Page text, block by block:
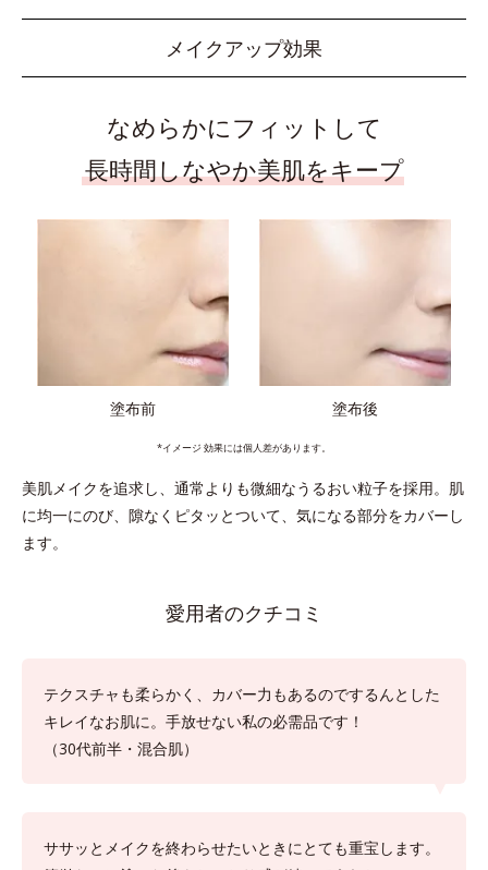
メイクアップ効果
なめらかにフィットして
長時間しなやか美肌をキープ
塗布前 塗布後
*イメージ 効果には個人差があります。
美肌メイクを追求し、通常よりも微細なうるおい粒子を採用。肌
に均一にのび、隙なくピタッとついて、気になる部分をカバーし
ます。
愛用者のクチコミ
テクスチャも柔らかく、カバー力もあるのでするんとした
キレイなお肌に。手放せない私の必需品です！
（30代前半・混合肌）
ササッとメイクを終わらせたいときにとても重宝します。